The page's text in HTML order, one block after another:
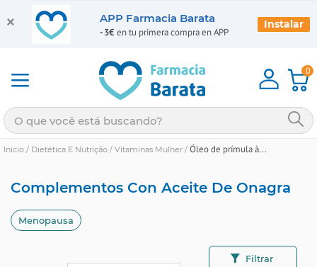
0
Inicio / Dietética E Nutrição / Vitaminas Mulher / Óleo de prímula à...
Complementos Con Aceite De Onagra
Menopausa
Filtrar
APP Farmacia Barata
-3€ en tu primera compra en APP
Instalar